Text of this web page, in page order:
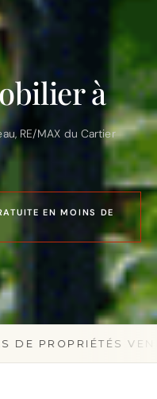
à
RE/MAX du Cartier
EN MOINS DE
VENDUES